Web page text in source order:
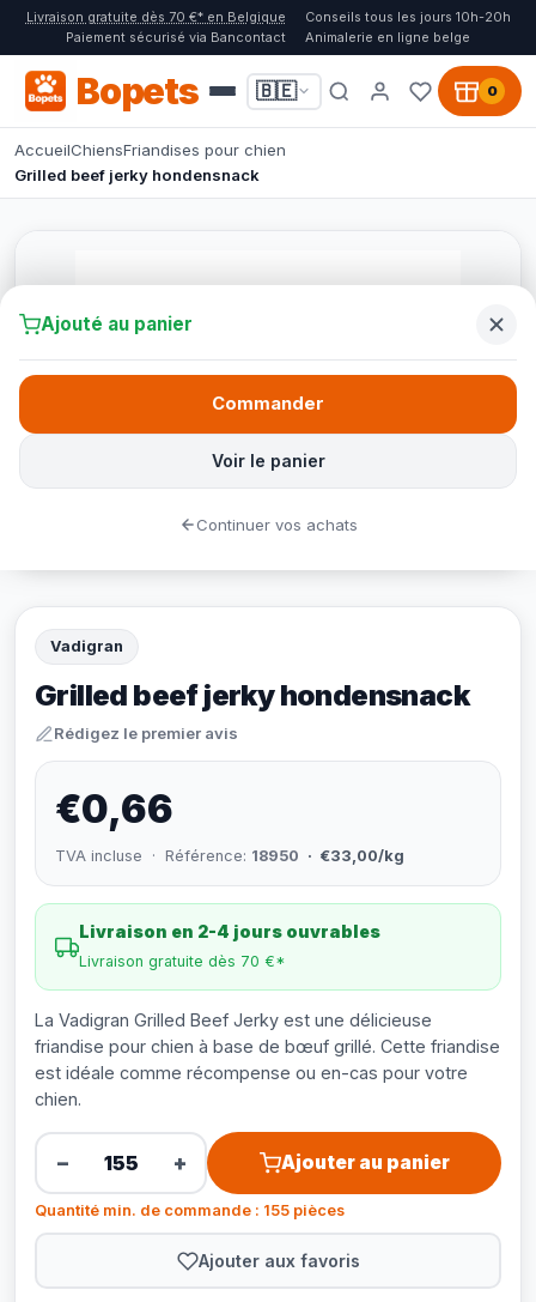
Livraison gratuite dès 70 €* en Belgique
Conseils tous les jours 10h-20h
Paiement sécurisé via Bancontact
Animalerie en ligne belge
Bopets 🇧🇪 0
AccueilChiensFriandises pour chien
Grilled beef jerky hondensnack
Vadigran
Grilled beef jerky hondensnack
Rédigez le premier avis
€0,66
TVA incluse · Référence: 18950 · €33,00/kg
Livraison en 2-4 jours ouvrables
Livraison gratuite dès 70 €*
La Vadigran Grilled Beef Jerky est une délicieuse
friandise pour chien à base de bœuf grillé. Cette friandise
est idéale comme récompense ou en-cas pour votre
chien.
− + Ajouter au panier
Quantité min. de commande : 155 pièces
Ajouter aux favoris
Ajouté au panier
Voir le panier
Commander
Continuer vos achats